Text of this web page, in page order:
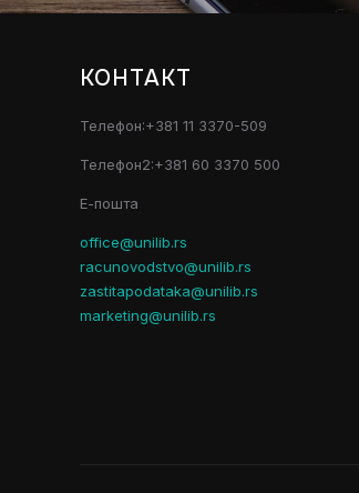
КОНТАКТ
Телефон:+381 11 3370-509
Телефон2:+381 60 3370 500
Е-пошта
office@unilib.rs
racunovodstvo@unilib.rs
zastitapodataka@unilib.rs
marketing@unilib.rs